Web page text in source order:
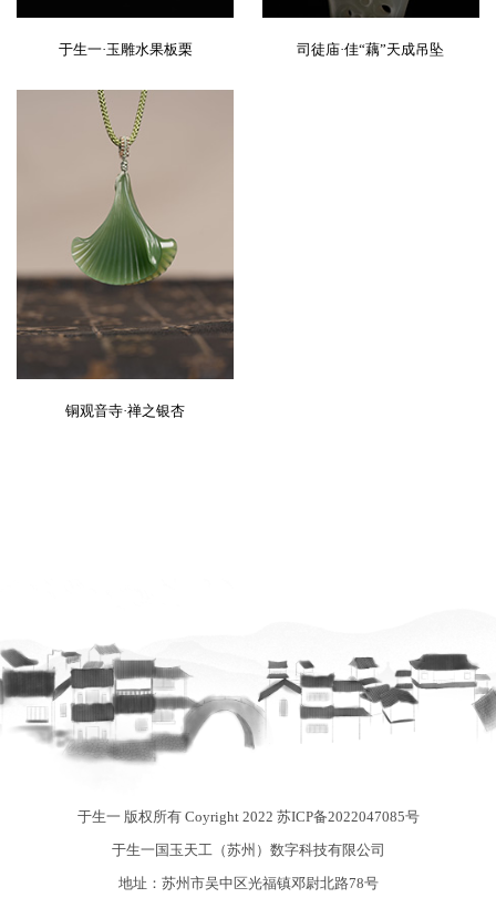
于生一·玉雕水果板栗 司徒庙·佳“藕”天成吊坠
铜观音寺·禅之银杏
于生一 版权所有 Coyright 2022 苏ICP备2022047085号
于生一国玉天工（苏州）数字科技有限公司
地址：苏州市吴中区光福镇邓尉北路78号